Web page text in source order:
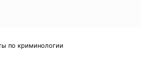
по криминологии